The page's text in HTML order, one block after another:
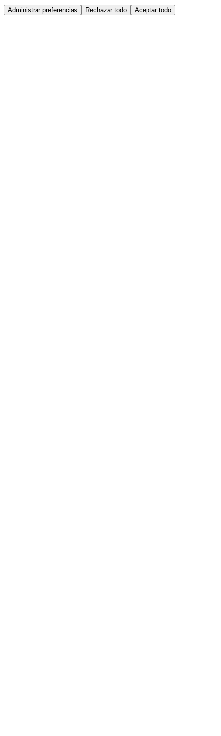
Administrar preferencias Rechazar todo Aceptar todo